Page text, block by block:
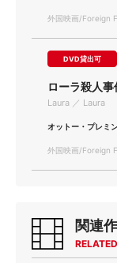
外国映画/Foreign
DVD貸出可
ローラ殺人事
Laura ／ Laura
オットー・プレミ
外国映画/Foreign
関連